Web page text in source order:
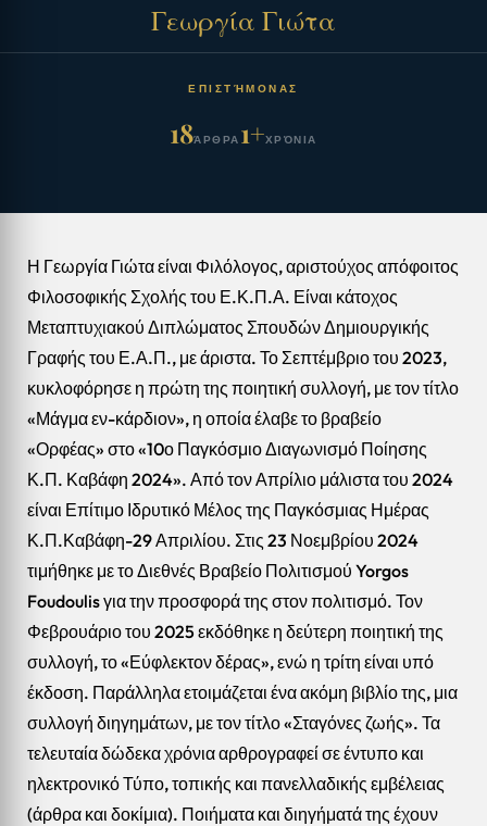
Γεωργία Γιώτα
ΕΠΙΣΤΉΜΟΝΑΣ
18ΆΡΘΡΑ 1+ΧΡΌΝΙΑ
Η Γεωργία Γιώτα είναι Φιλόλογος, αριστούχος απόφοιτος
Φιλοσοφικής Σχολής του Ε.Κ.Π.Α. Είναι κάτοχος
Μεταπτυχιακού Διπλώματος Σπουδών Δημιουργικής
Γραφής του Ε.Α.Π., με άριστα. Το Σεπτέμβριο του 2023,
κυκλοφόρησε η πρώτη της ποιητική συλλογή, με τον τίτλο
«Μάγμα εν-κάρδιον», η οποία έλαβε το βραβείο
«Ορφέας» στο «10ο Παγκόσμιο Διαγωνισμό Ποίησης
Κ.Π. Καβάφη 2024». Από τον Απρίλιο μάλιστα του 2024
είναι Επίτιμο Ιδρυτικό Μέλος της Παγκόσμιας Ημέρας
Κ.Π.Καβάφη-29 Απριλίου. Στις 23 Νοεμβρίου 2024
τιμήθηκε με το Διεθνές Βραβείο Πολιτισμού Yorgos
Foudoulis για την προσφορά της στον πολιτισμό. Τον
Φεβρουάριο του 2025 εκδόθηκε η δεύτερη ποιητική της
συλλογή, το «Εύφλεκτον δέρας», ενώ η τρίτη είναι υπό
έκδοση. Παράλληλα ετοιμάζεται ένα ακόμη βιβλίο της, μια
συλλογή διηγημάτων, με τον τίτλο «Σταγόνες ζωής». Τα
τελευταία δώδεκα χρόνια αρθρογραφεί σε έντυπο και
ηλεκτρονικό Τύπο, τοπικής και πανελλαδικής εμβέλειας
(άρθρα και δοκίμια). Ποιήματα και διηγήματά της έχουν